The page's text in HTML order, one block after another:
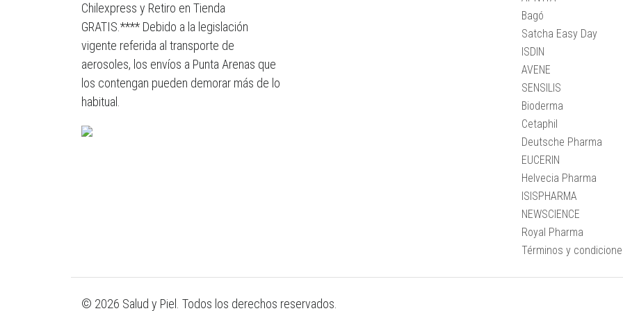
Chilexpress y Retiro en Tienda
GRATIS.**** Debido a la legislación
vigente referida al transporte de
aerosoles, los envíos a Punta Arenas que
los contengan pueden demorar más de lo
habitual.
Bagó
Satcha Easy Day
ISDIN
AVENE
SENSILIS
Bioderma
Cetaphil
Deutsche Pharma
EUCERIN
Helvecia Pharma
ISISPHARMA
NEWSCIENCE
Royal Pharma
Términos y
© 2026 Salud y Piel. Todos los derechos reservados.